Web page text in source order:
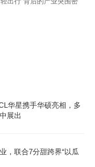
华星携手华硕亮相，多
展出
，联合7分甜跨界“以瓜